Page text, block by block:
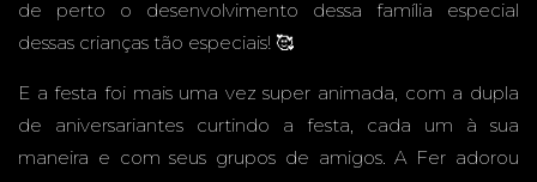
PLANE
de perto o desenvolvimento dessa família especial
dessas crianças tão especiais! 🥰
E a festa foi mais uma vez super animada, com a dupla
de aniversariantes curtindo a festa, cada um à sua
maneira e com seus grupos de amigos. A Fer adorou